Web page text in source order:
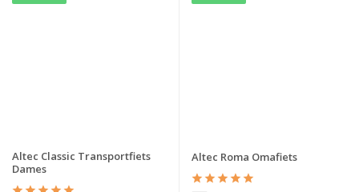
Altec Classic Transportfiets
Dames
Altec Roma Omafiets